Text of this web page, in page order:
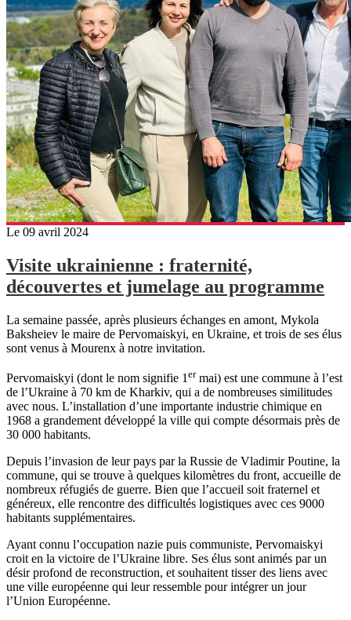
Le 09 avril 2024
Visite ukrainienne : fraternité,
découvertes et jumelage au programme
La semaine passée, après plusieurs échanges en amont, Mykola
Baksheiev le maire de Pervomaiskyi, en Ukraine, et trois de ses élus
sont venus à Mourenx à notre invitation.
Pervomaiskyi (dont le nom signifie 1 ermai) est une commune à l’est
de l’Ukraine à 70 km de Kharkiv, qui a de nombreuses similitudes
avec nous. L’installation d’une importante industrie chimique en
1968 a grandement développé la ville qui compte désormais près de
30 000 habitants.
Depuis l’invasion de leur pays par la Russie de Vladimir Poutine, la
commune, qui se trouve à quelques kilomètres du front, accueille de
nombreux réfugiés de guerre. Bien que l’accueil soit fraternel et
généreux, elle rencontre des difficultés logistiques avec ces 9000
habitants supplémentaires.
Ayant connu l’occupation nazie puis communiste, Pervomaiskyi
croit en la victoire de l’Ukraine libre. Ses élus sont animés par un
désir profond de reconstruction, et souhaitent tisser des liens avec
une ville européenne qui leur ressemble pour intégrer un jour
l’Union Européenne.